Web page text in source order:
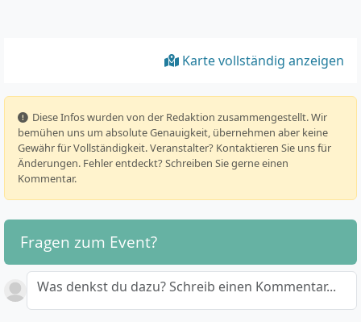
Karte vollständig anzeigen
️ Diese Infos wurden von der Redaktion zusammengestellt. Wir
bemühen uns um absolute Genauigkeit, übernehmen aber keine
Gewähr für Vollständigkeit. Veranstalter? Kontaktieren Sie uns für
Änderungen. Fehler entdeckt? Schreiben Sie gerne einen
Kommentar.
Fragen zum Event?
Was denkst du dazu? Schreib einen Kommentar...